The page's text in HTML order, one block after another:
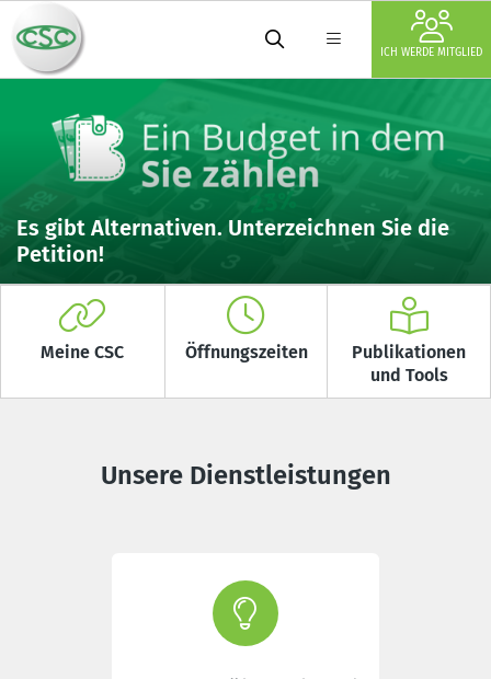
ICH WERDE MITGLIED
Es gibt Alternativen. Unterzeichnen Sie die
Petition!
Meine CSC Öffnungszeiten
Publikationen
und Tools
Unsere Dienstleistungen